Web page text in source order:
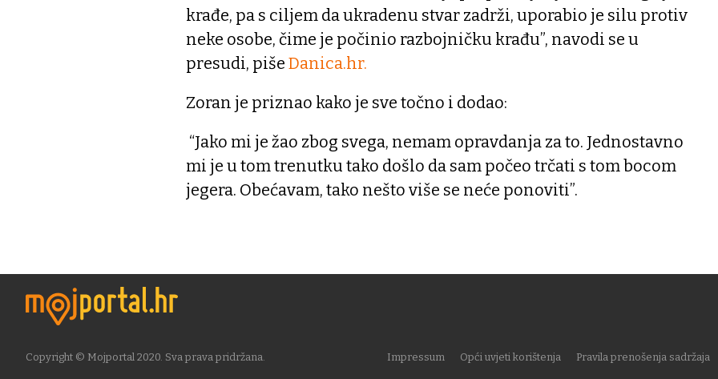
krađe, pa s ciljem da ukradenu stvar zadrži, uporabio je silu protiv
neke osobe, čime je počinio razbojničku krađu”, navodi se u
presudi, piše Danica.hr.
Zoran je priznao kako je sve točno i dodao:
“Jako mi je žao zbog svega, nemam opravdanja za to. Jednostavno
mi je u tom trenutku tako došlo da sam počeo trčati s tom bocom
jegera. Obećavam, tako nešto više se neće ponoviti”.
Copyright © Mojportal 2020. Sva prava pridržana. Impressum Opći uvjeti korištenja Pravila prenošenja sadržaja